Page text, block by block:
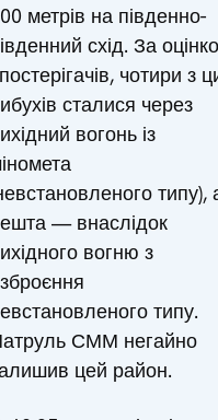
метрів на південно-
схід. За
чотири з
сталися через
вогонь із
типу),
— внаслідок
вогню з
типу.
СММ негайно
цей район.